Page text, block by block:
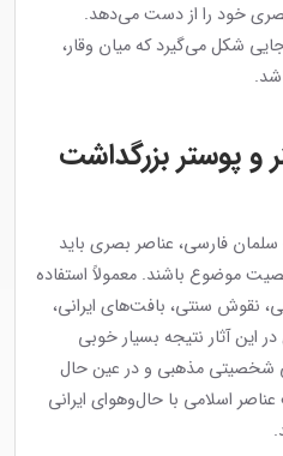
خود را از دست می‌دهد.
شکل می‌گیرد که میان وقار،
پوستر بزرگداشت
فارسی، عناصر بصری باید
موضوع باشند. معمولاً استفاده
نقوش سنتی، بافت‌های ایرانی،
این آثار نتیجه بسیار خوبی
شخصیتی مذهبی و در عین حال
اسلامی با حال‌وهوای ایرانی